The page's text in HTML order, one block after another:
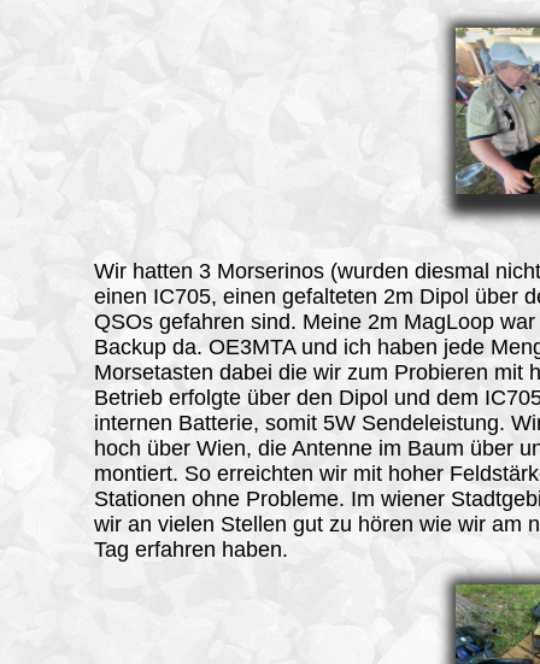
Wir hatten 3 Morserinos (wurden diesmal
einen IC705, einen gefalteten 2m Dipol über
QSOs gefahren sind. Meine 2m MagLoop
Backup da. OE3MTA und ich haben jede
Morsetasten dabei die wir zum Probieren mit
Betrieb erfolgte über den Dipol und dem
internen Batterie, somit 5W Sendeleistung.
hoch über Wien, die Antenne im Baum über
montiert. So erreichten wir mit hoher
Stationen ohne Probleme. Im wiener
wir an vielen Stellen gut zu hören wie wir am
Tag erfahren haben.